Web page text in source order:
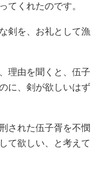
てくれたのです。
剣を、お礼として漁
理由を聞くと、伍子
に、剣が欲しいはず
された伍子胥を不憫
て欲しい、と考えて